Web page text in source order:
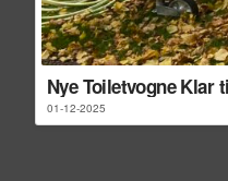
Nye Toiletvogne Klar
01-12-2025